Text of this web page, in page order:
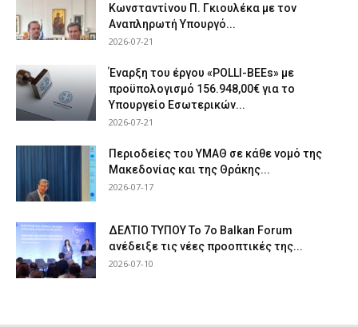
Κωνσταντίνου Π. Γκιουλέκα με τον
Αναπληρωτή Υπουργό...
2026-07-21
Έναρξη του έργου «POLLI-BEEs» με
προϋπολογισμό 156.948,00€ για το
Υπουργείο Εσωτερικών...
2026-07-21
Περιοδείες του ΥΜΑΘ σε κάθε νομό της
Μακεδονίας και της Θράκης...
2026-07-17
ΔΕΛΤΙΟ ΤΥΠΟΥ Το 7ο Balkan Forum
ανέδειξε τις νέες προοπτικές της...
2026-07-10